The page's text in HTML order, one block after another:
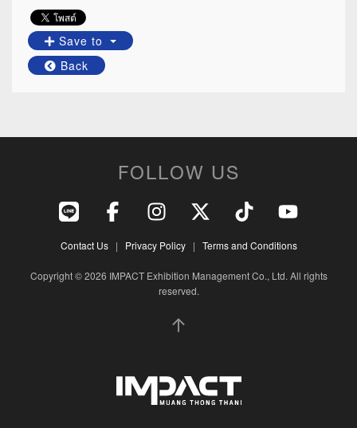
Save to
Back
FOLLOW US
Contact Us| Privacy Policy| Terms and Conditions
Copyright © 2026 IMPACT Exhibition Management Co., Ltd. All rights
reserved.